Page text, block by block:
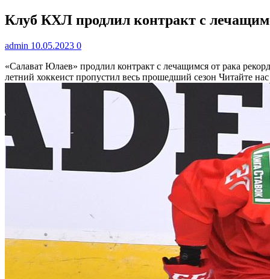
Клуб КХЛ продлил контракт с
admin 10.05.2023 0
«Салават Юлаев» продлил контракт с лечащимся от рака
летний хоккеист пропустил весь прошедший сезон Читайте